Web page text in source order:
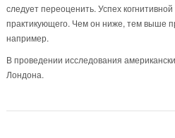
следует переоценить. Успех
практикующего. Чем он ниже, тем выше
например.
В проведении исследования
Лондона.